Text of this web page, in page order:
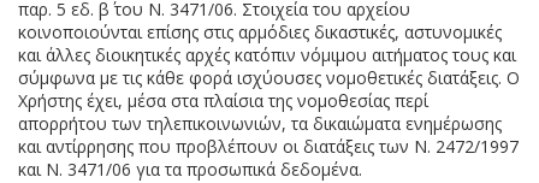
παρ. 5 εδ. β΄ του Ν. 3471/06. Στοιχεία του αρχείου
κοινοποιούνται επίσης στις αρμόδιες δικαστικές, αστυνομικές
και άλλες διοικητικές αρχές κατόπιν νόμιμου αιτήματος τους και
σύμφωνα με τις κάθε φορά ισχύουσες νομοθετικές διατάξεις. Ο
Χρήστης έχει, μέσα στα πλαίσια της νομοθεσίας περί
απορρήτου των τηλεπικοινωνιών, τα δικαιώματα ενημέρωσης
και αντίρρησης που προβλέπουν οι διατάξεις των Ν. 2472/1997
και Ν. 3471/06 για τα προσωπικά δεδομένα.